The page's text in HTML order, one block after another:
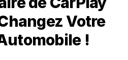
Votre
!